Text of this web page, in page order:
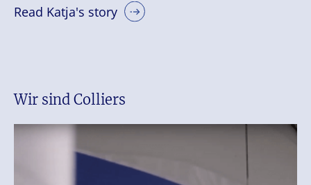
Read Katja's story
Wir sind Colliers